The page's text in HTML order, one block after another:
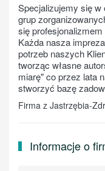
Specjalizujemy się
grup
się
Każda nasza
potrzeb naszych
tworząc własne
miarę" co przez lata
stworzyć bazę
Firma z Jastrzębia-
Informacje o